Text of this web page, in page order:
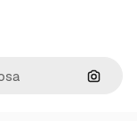
Cerca